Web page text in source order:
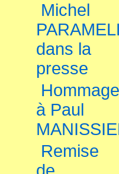
Michel
dans la
presse
Hommage
à Paul
Remise